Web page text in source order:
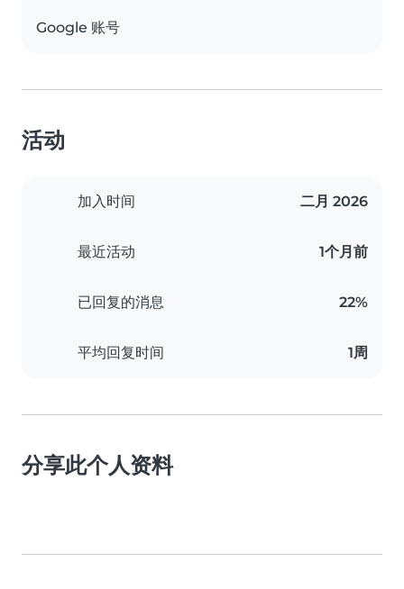
Google 账号
活动
加入时间 二月 2026
最近活动 1个月前
已回复的消息 22%
平均回复时间 1周
分享此个人资料